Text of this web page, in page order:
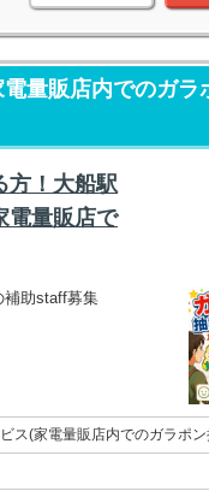
量販店内でのガラ
方！大船駅
電量販店で
補助staff募集
ス(家電量販店内でのガラポ